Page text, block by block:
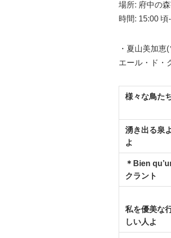
場所: 府中の
時間: 15:00 頃
・夏山美加
エール・ド・
様々な鳥た
湧き出る泉
よ
＊Bien
クラント
私を優美な
しい人よ